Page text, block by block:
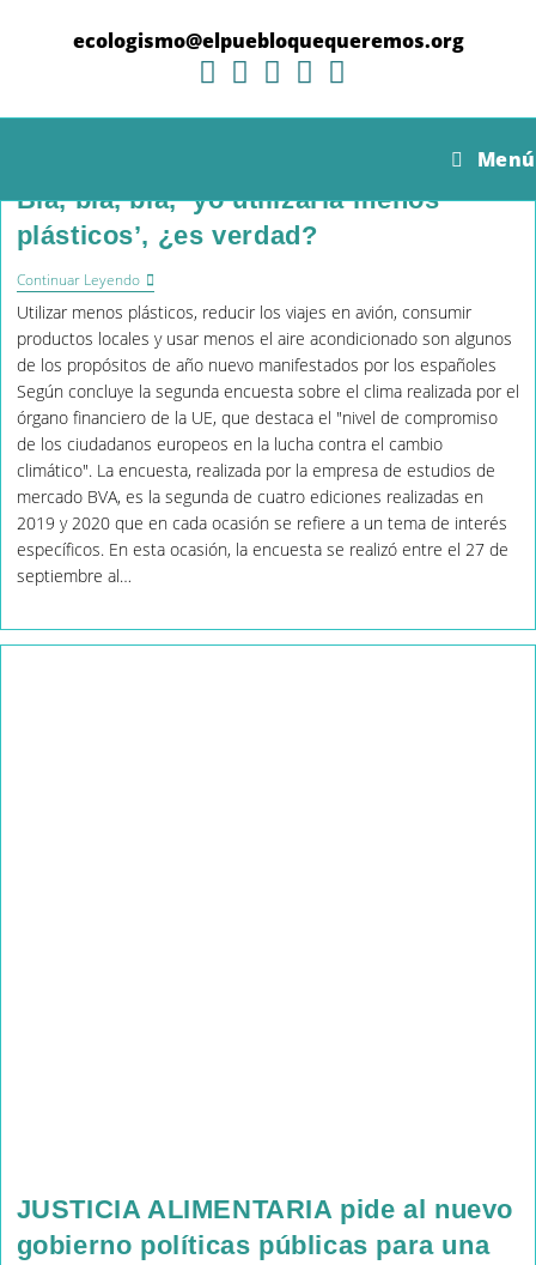
ecologismo@elpuebloquequeremos.org
Menú
Bla, bla, bla, ‘yo utilizaría menos
plásticos’, ¿es verdad?
Continuar LeyendoBla,
Bla,
Bla,
‘yo
Utilizaría
Menos
Plásticos’,
¿es
Utilizar menos plásticos, reducir los viajes en avión, consumir
productos locales y usar menos el aire acondicionado son algunos
de los propósitos de año nuevo manifestados por los españoles
Según concluye la segunda encuesta sobre el clima realizada por el
órgano financiero de la UE, que destaca el "nivel de compromiso
de los ciudadanos europeos en la lucha contra el cambio
climático". La encuesta, realizada por la empresa de estudios de
mercado BVA, es la segunda de cuatro ediciones realizadas en
2019 y 2020 que en cada ocasión se refiere a un tema de interés
específicos. En esta ocasión, la encuesta se realizó entre el 27 de
septiembre al…
JUSTICIA ALIMENTARIA pide al nuevo
gobierno políticas públicas para una